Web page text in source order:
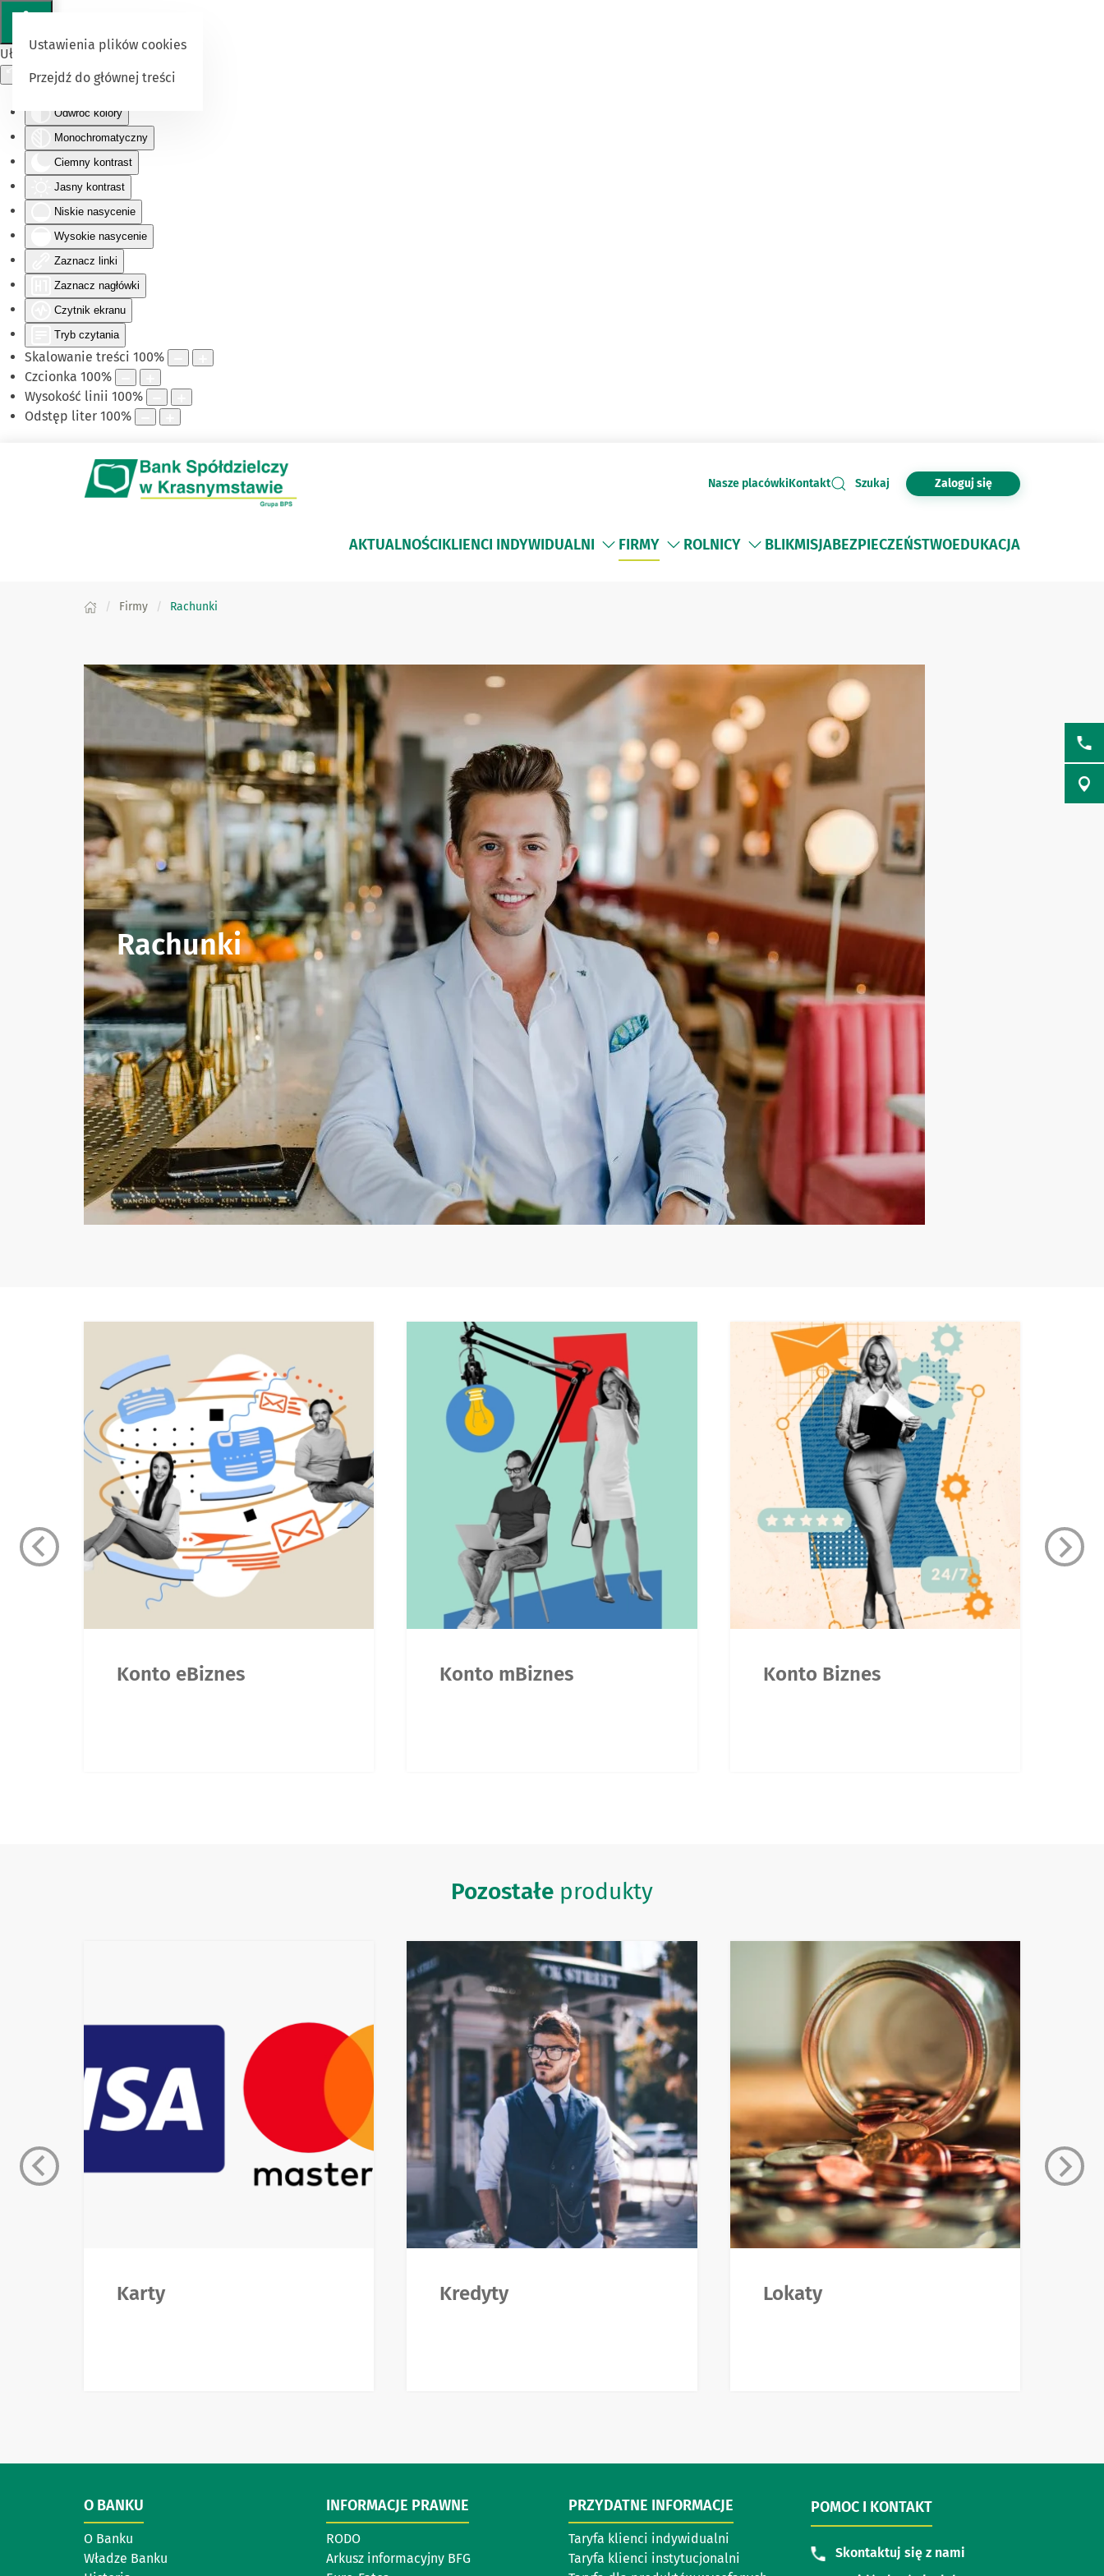
Ułatwienia dostępu
Odwróć kolory
Monochromatyczny
Ciemny kontrast
Jasny kontrast
Niskie nasycenie
Wysokie nasycenie
Zaznacz linki
Zaznacz nagłówki
Czytnik ekranu
Tryb czytania
Skalowanie treści 100%
Czcionka 100%
Wysokość linii 100%
Odstęp liter 100%
Ustawienia plików cookies
Przejdź do głównej treści
Nasze placówkiKontakt Szukaj Zaloguj się
AKTUALNOŚCIKLIENCI INDYWIDUALNI FIRMY ROLNICY BLIKMISJABEZPIECZEŃSTWOEDUKACJA
Firmy Rachunki
Rachunki
Konto eBiznes Konto mBiznes Konto Biznes
Pozostałe produkty
Karty Kredyty Lokaty
O BANKU
O Banku
Władze Banku
INFORMACJE PRAWNE
RODO
Arkusz informacyjny BFG
PRZYDATNE INFORMACJE
Taryfa klienci indywidualni
Taryfa klienci instytucjonalni
POMOC I KONTAKT
Skontaktuj się z nami